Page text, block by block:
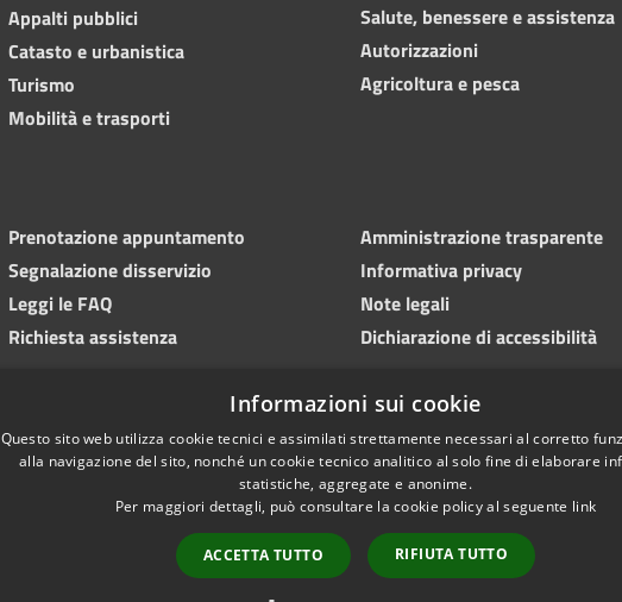
Appalti pubblici
Catasto e urbanistica
Turismo
Mobilità e trasporti
Salute, benessere e assistenza
Autorizzazioni
Agricoltura e pesca
Prenotazione appuntamento
Segnalazione disservizio
Leggi le FAQ
Richiesta assistenza
Amministrazione trasparente
Informativa privacy
Note legali
Dichiarazione di accessibilità
Informazioni sui cookie
Questo sito web utilizza cookie tecnici e assimilati strettamente necessari al corretto
alla navigazione del sito, nonché un cookie tecnico analitico al solo fine di elaborare
statistiche, aggregate e anonime.
Per maggiori dettagli, può consultare la cookie policy al seguente link
ACCETTA TUTTO RIFIUTA TUTTO